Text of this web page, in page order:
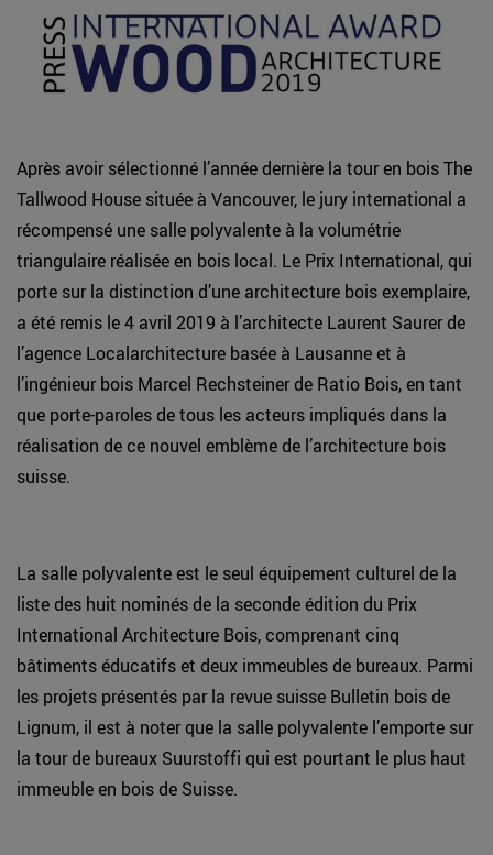
Après avoir sélectionné l’année dernière la tour en bois The
Tallwood House située à Vancouver, le jury international a
récompensé une salle polyvalente à la volumétrie
triangulaire réalisée en bois local. Le Prix International, qui
porte sur la distinction d’une architecture bois exemplaire,
a été remis le 4 avril 2019 à l’architecte Laurent Saurer de
l’agence Localarchitecture basée à Lausanne et à
l’ingénieur bois Marcel Rechsteiner de Ratio Bois, en tant
que porte-paroles de tous les acteurs impliqués dans la
réalisation de ce nouvel emblème de l’architecture bois
suisse.
La salle polyvalente est le seul équipement culturel de la
liste des huit nominés de la seconde édition du Prix
International Architecture Bois, comprenant cinq
bâtiments éducatifs et deux immeubles de bureaux. Parmi
les projets présentés par la revue suisse Bulletin bois de
Lignum, il est à noter que la salle polyvalente l’emporte sur
la tour de bureaux Suurstoffi qui est pourtant le plus haut
immeuble en bois de Suisse.